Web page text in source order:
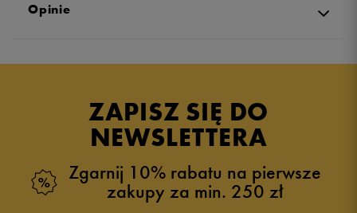
Opinie
ZAPISZ SIĘ DO
NEWSLETTERA
Zgarnij 10% rabatu na pierwsze
zakupy za min. 250 zł